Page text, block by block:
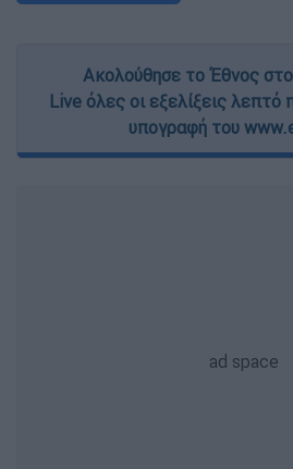
Ακολούθησε το Έθνος
Live όλες οι εξελίξεις
υπογραφή του